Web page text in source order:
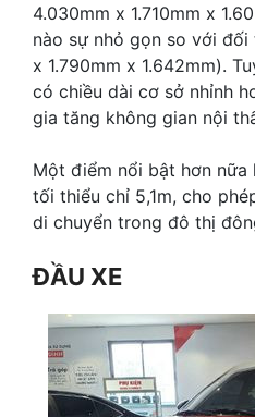
4.030mm x 1.710mm x
nào sự nhỏ gọn so với đối
x 1.790mm x 1.642mm).
có chiều dài cơ sở nhỉnh
gia tăng không gian nội
Một điểm nổi bật hơn nữa
tối thiểu chỉ 5,1m, cho
di chuyển trong đô thị
ĐẦU XE